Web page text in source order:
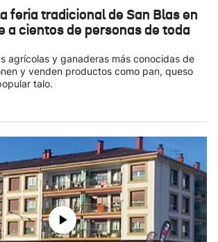
feria tradicional de San Blas en
a cientos de personas de toda
agrícolas y ganaderas más conocidas de
y venden productos como pan, queso
talo.